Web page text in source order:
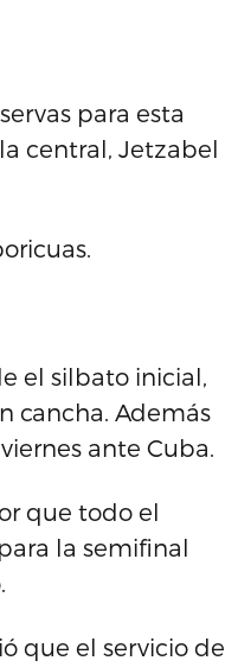
para esta
central, Jetzabel
el silbato inicial,
cancha. Además
ante Cuba.
que todo el
la semifinal
que el servicio de